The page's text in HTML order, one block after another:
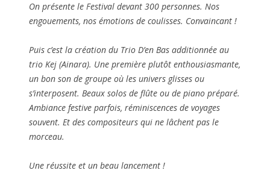
On présente le Festival devant 300 personnes. Nos
engouements, nos émotions de coulisses. Convaincant !
Puis c’est la création du Trio D’en Bas additionnée au
trio Kej (Ainara). Une première plutôt enthousiasmante,
un bon son de groupe où les univers glisses ou
s’interposent. Beaux solos de flûte ou de piano préparé.
Ambiance festive parfois, réminiscences de voyages
souvent. Et des compositeurs qui ne lâchent pas le
morceau.
Une réussite et un beau lancement !